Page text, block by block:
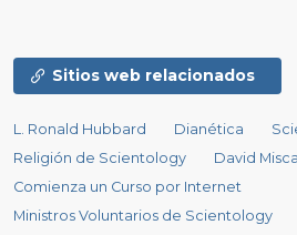
Sitios web relacionados
L. Ronald Hubbard Dianética
Religión de Scientology
David
Comienza un Curso por Internet
Ministros Voluntarios de Scientology